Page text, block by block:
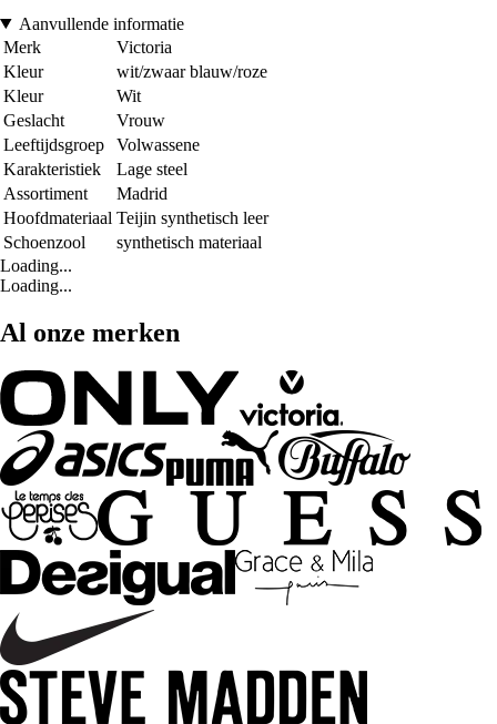
Aanvullende informatie
Merk
Victoria
Kleur
wit/zwaar blauw/roze
Kleur
Wit
Geslacht
Vrouw
Leeftijdsgroep
Volwassene
Karakteristiek
Lage steel
Assortiment
Madrid
Hoofdmateriaal Teijin synthetisch leer
Schoenzool
synthetisch materiaal
Loading...
Loading...
Al onze merken